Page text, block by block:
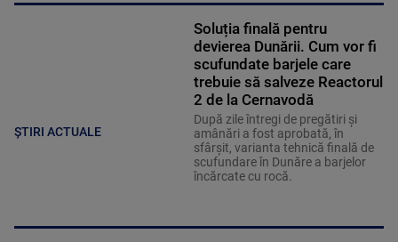
ȘTIRI ACTUALE
Soluția finală pentru
devierea Dunării. Cum vor fi
scufundate barjele care
trebuie să salveze Reactorul
2 de la Cernavodă
După zile întregi de pregătiri și
amânări a fost aprobată, în
sfârșit, varianta tehnică finală de
scufundare în Dunăre a barjelor
încărcate cu rocă.